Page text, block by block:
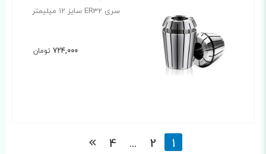
سری ER32 سایز 12 میلیمتر
724,000 تومان
1
2
...
4